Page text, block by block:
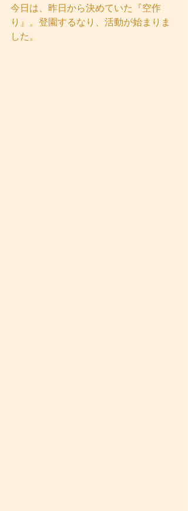
今日は、昨日から決めていた『空作
り』。登園するなり、活動が始まりま
した。